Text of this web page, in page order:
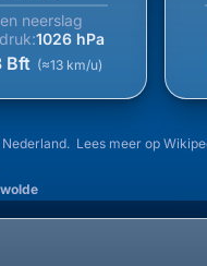
neerslag
1026 hPa
Bft (≈13 km/u)
Lees meer op